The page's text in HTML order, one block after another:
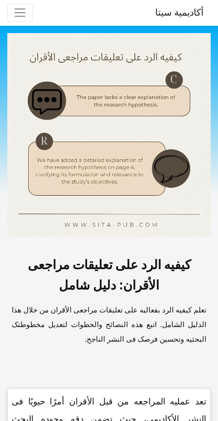
أكاديمية سيتا
کیفیه الرد على تعلیقات مراجعی
الأقران: دلیل شامل
تعلم کیفیه الرد بفعالیه على تعلیقات مراجعی الأقران من خلال هذا
الدلیل الشامل. اتبع هذه النصائح والخطوات لتعدیل مخطوطتک
البحثیه وتحسین فرصک فی النشر الناجح.
تعد عملیه المراجعه من قبل الأقران أمرًا حیویًا فی
النشر الأکادیمی، حیث تضمن دقه وجوده البحث